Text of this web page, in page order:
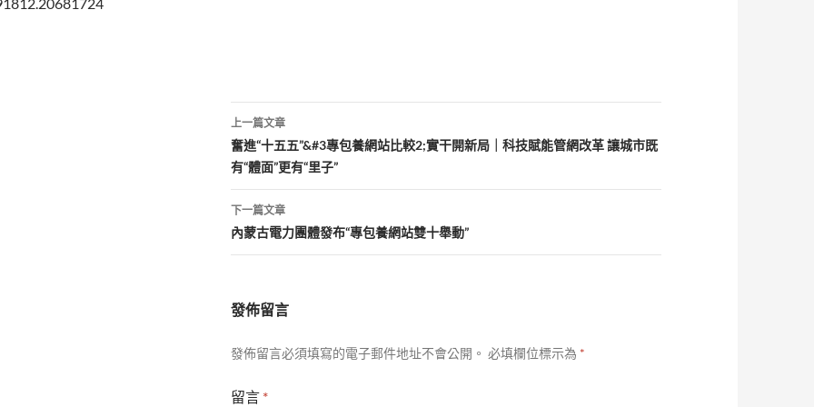
文
章
導
覽
上一篇文章
奮進“十五五”&#3專包養網站比較2;實干開新局｜科技賦能管網改革 讓城市既
有“體面”更有“里子”
下一篇文章
內蒙古電力團體發布“專包養網站雙十舉動”
發佈留言
發佈留言必須填寫的電子郵件地址不會公開。 必填欄位標示為 *
留言 *